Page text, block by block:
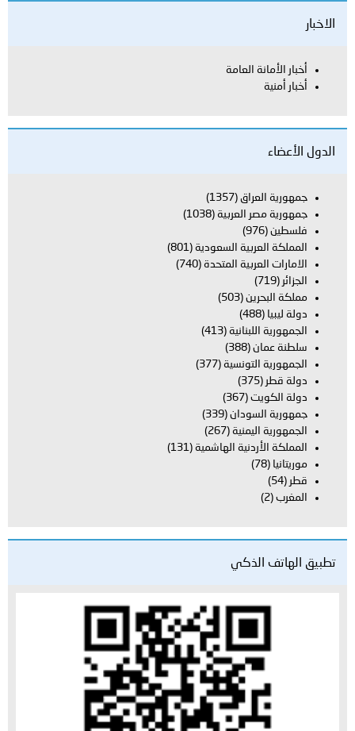
الاخبار
أخبار الأمانة العامة
أخبار أمنية
الدول الأعضاء
جمهورية العراق (1357)
جمهورية مصر العربية (1038)
فلسطين (976)
المملكة العربية السعودية (801)
الامارات العربية المتحدة (740)
الجزائر (719)
مملكة البحرين (503)
دولة ليبيا (488)
الجمهورية اللبنانية (413)
سلطنة عمان (388)
الجمهورية التونسية (377)
دولة قطر (375)
دولة الكويت (367)
جمهورية السودان (339)
الجمهورية اليمنية (267)
المملكة الأردنية الهاشمية (131)
موريتانيا (78)
قطر (54)
المغرب (2)
تطبيق الهاتف الذكي